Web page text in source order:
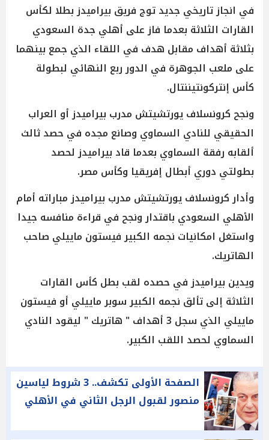
في انجاز تاريخي جديد توج فريق بيراميدز بطلا لكأس
القارات الثلاثة بعدما فاز على أهلي جدة السعودي
بثلاثة أهداف مقابل هدف في اللقاء الذي جمع بينهما
على ملعب الجوهرة في الدور ربع النهائي لبطولة
كأس إنتركونتيننتال.
ونجح كرونسلاف يورتشيتش مدرب بيراميدز أو العراب
الحقيقي للنادي السماوي وصانع مجده في حصد ثالث
ألقابه رفقة السماوي بعدما قاد بيراميدز لحصد
بطولتي دوري أبطال إفريقيا وكأس مصر.
وأدار كرونسلاف يورتشيتش مدرب بيراميدز مباراته أمام
الأهلي السعودي باقتدار ونجح في قراءة منافسه جيدا
واستغل امكانيات نجمه الكبير فيستون ماييلي صاحب
الهاتريك.
ويدين بيراميدز في حصده لقب بطل كأس القارات
الثلاثة إلى تألق نجمه الكبير سوبر ماييلي أو فيستون
ماييلي الذي سجل 3 أهداف " هاتريك " ليقود النادي
السماوي لحصد اللقب الكبير.
الصفحة الأولى تكشف.. 3 شروط لياسين
منصور لقبول الرجل الثاني في الأهلي